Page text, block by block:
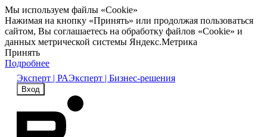
Мы используем файлы «Cookie»
Нажимая на кнопку «Принять» или продолжая пользоваться
сайтом, Вы соглашаетесь на обработку файлов «Cookie» и
данных метрической системы Яндекс.Метрика
Принять
Подробнее
Эксперт | РАЭксперт | Бизнес-решения
Вход